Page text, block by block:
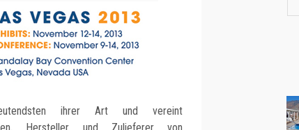
ihrer Art und vereint